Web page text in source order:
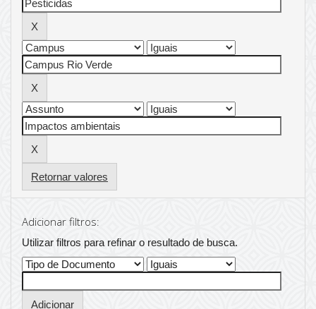
Retornar valores
Adicionar filtros:
Utilizar filtros para refinar o resultado de busca.